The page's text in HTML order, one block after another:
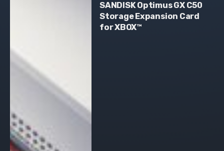
SANDISK Optimus GX C50
Storage Expansion Card
for XBOX™